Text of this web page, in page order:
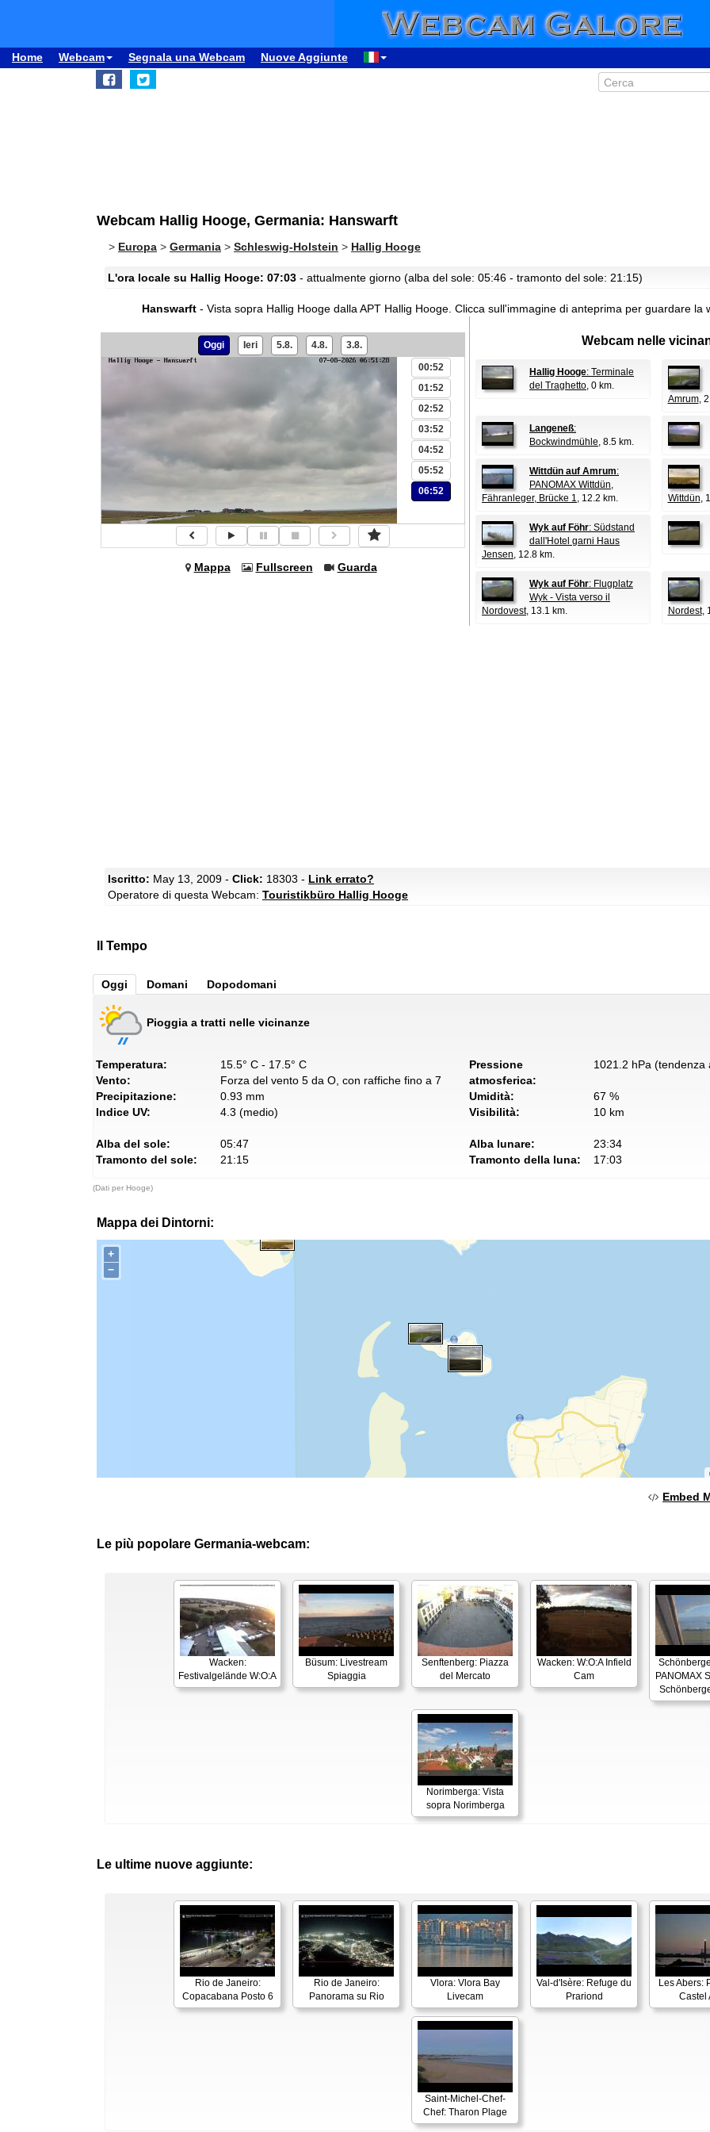
Home Webcam Segnala una Webcam Nuove Aggiunte
Webcam Hallig Hooge, Germania: Hanswarft
> Europa > Germania > Schleswig-Holstein > Hallig Hooge
L'ora locale su Hallig Hooge: 07:03 - attualmente giorno (alba del sole: 05:46 - tramonto del sole: 21:15)
Hanswarft- Vista sopra Hallig Hooge dalla APT Hallig Hooge. Clicca sull'immagine di anteprima per guardare la
Oggi Ieri 5.8. 4.8. 3.8.
00:52
01:52
02:52
03:52
04:52
05:52
06:52
Mappa Fullscreen Guarda
Webcam nelle
Hallig Hooge: Terminale
del Traghetto, 0 km.
Amrum,
Langeneß:
Bockwindmühle, 8.5 km.
Wittdün auf Amrum:
PANOMAX Wittdün,
Fähranleger, Brücke 1, 12.2 km.
Wittdün,
Wyk auf Föhr: Südstand
dall'Hotel garni Haus
Jensen, 12.8 km.
Wyk auf Föhr: Flugplatz
Wyk - Vista verso il
Nordovest, 13.1 km.
Nordest,
Iscritto: May 13, 2009 - Click: 18303 - Link errato?
Operatore di questa Webcam: Touristikbüro Hallig Hooge
Il Tempo
Oggi Domani Dopodomani
Pioggia a tratti nelle vicinanze
Temperatura:
15.5° C - 17.5° C
Vento:
Forza del vento 5 da O, con raffiche fino a 7
Precipitazione:
0.93 mm
Indice UV:
4.3 (medio)
Pressione
atmosferica:
1021.2 hPa (tendenza
Umidità:
67 %
Visibilità:
10 km
Alba del sole:
05:47
Tramonto del sole:
21:15
Alba lunare:
23:34
Tramonto della luna:
17:03
(Dati per Hooge)
Mappa dei Dintorni:
+
−
Embed
Le più popolare Germania-webcam:
Wacken:
Festivalgelände W:O:A
Büsum: Livestream
Spiaggia
Senftenberg: Piazza
del Mercato
Wacken: W:O:A Infield
Cam
PANOMAX
Norimberga: Vista
sopra Norimberga
Le ultime nuove aggiunte:
Rio de Janeiro:
Copacabana Posto 6
Rio de Janeiro:
Panorama su Rio
Vlora: Vlora Bay
Livecam
Val-d'Isère: Refuge du
Prariond
Les Abers:
Castel
Saint-Michel-Chef-
Chef: Tharon Plage